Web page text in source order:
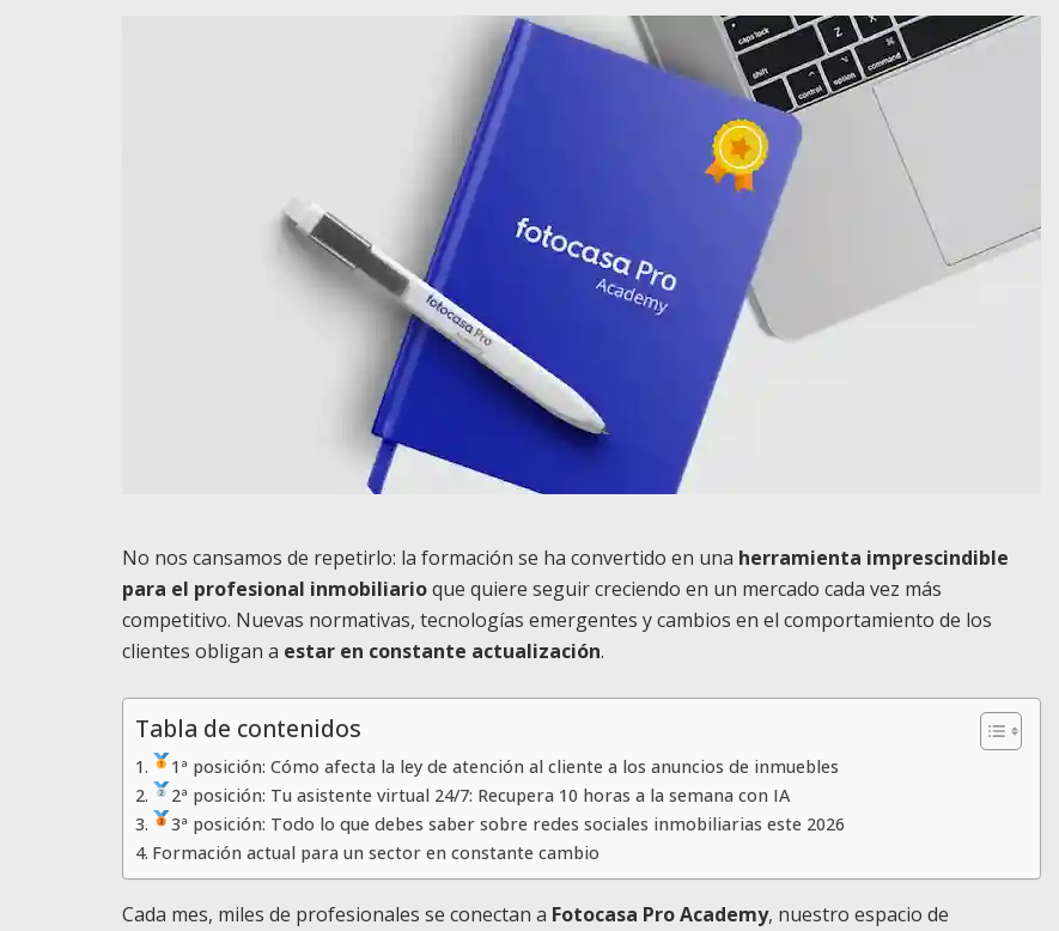
No nos cansamos de repetirlo: la formación se ha convertido en una herramienta imprescindible
para el profesional inmobiliarioque quiere seguir creciendo en un mercado cada vez más
competitivo. Nuevas normativas, tecnologías emergentes y cambios en el comportamiento de los
clientes obligan a estar en constante actualización.
Tabla de contenidos
1ª posición: Cómo afecta la ley de atención al cliente a los anuncios de inmuebles
2ª posición: Tu asistente virtual 24/7: Recupera 10 horas a la semana con IA
3ª posición: Todo lo que debes saber sobre redes sociales inmobiliarias este 2026
Formación actual para un sector en constante cambio
Cada mes, miles de profesionales se conectan a Fotocasa Pro Academy, nuestro espacio de